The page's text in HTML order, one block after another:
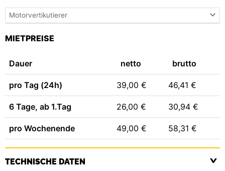
MIETPREISE
Dauer netto brutto
pro Tag (24h) 39,00 € 46,41 €
6 Tage, ab 1.Tag 26,00 € 30,94 €
pro Wochenende 49,00 € 58,31 €
TECHNISCHE DATEN
MENGE